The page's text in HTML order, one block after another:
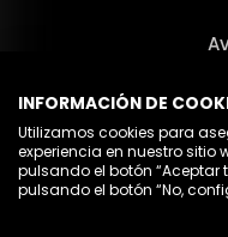
INFORMACIÓN DE
Utilizamos cookies para
experiencia en nuestro sitio
pulsando el botón “Aceptar
pulsando el botón “No,